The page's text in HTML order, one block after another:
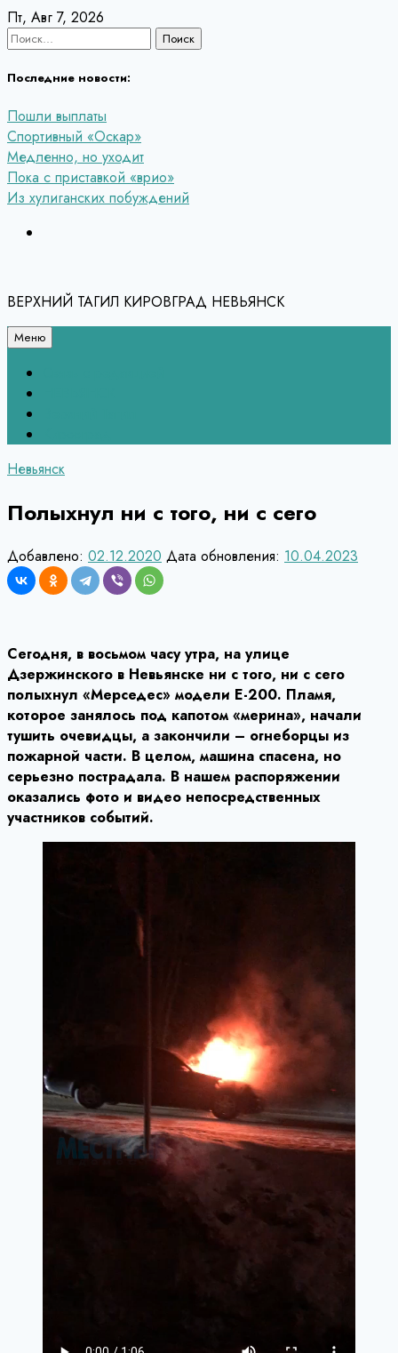
Перейти
к
Пт, Авг 7, 2026
Найти:
Последние новости:
Пошли выплаты
Спортивный «Оскар»
Медленно, но уходит
Пока с приставкой «врио»
Из хулиганских побуждений
ВЕРХНИЙ ТАГИЛ КИРОВГРАД НЕВЬЯНСК
Меню
Невьянск
Полыхнул ни с того, ни с сего
Добавлено: 02.12.2020 Дата обновления: 10.04.2023
Сегодня, в восьмом часу утра, на улице
Дзержинского в Невьянске ни с того, ни с сего
полыхнул «Мерседес» модели Е-200. Пламя,
которое занялось под капотом «мерина», начали
тушить очевидцы, а закончили – огнеборцы из
пожарной части. В целом, машина спасена, но
серьезно пострадала. В нашем распоряжении
оказались фото и видео непосредственных
участников событий.